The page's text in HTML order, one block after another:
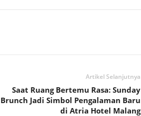
Artikel Selanjutnya
Saat Ruang Bertemu Rasa: Sunday
Brunch Jadi Simbol Pengalaman Baru
di Atria Hotel Malang